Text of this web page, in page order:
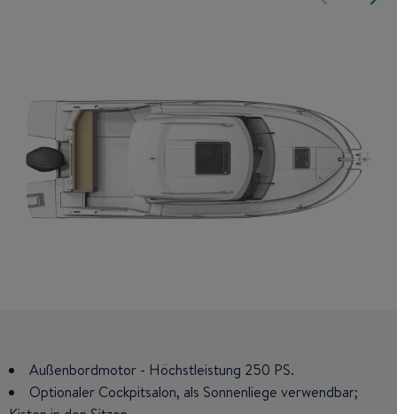
Außenbordmotor - Höchstleistung 250 PS.
Optionaler Cockpitsalon, als Sonnenliege verwendbar;
Breiter Doppelschlafplatz im Bug: 2 m x 1,65 m, Schrank.
Kochnische: Kühlbox 42 l (Kühloption), Spülbecken,